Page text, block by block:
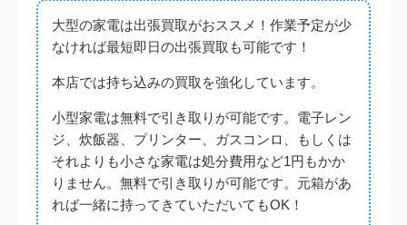
1. 型番・機種を調べる
エアコンの室内機に貼ってある製品シールに【製造年
式】と【型番】がありますので、こちらをチェックし
てください。
鶴ヶ島市
川越市
坂戸市
川島町
大型の家電は出張買取がおススメ！作業予定が少
なければ最短即日の出張買取も可能です！
本店では持ち込みの買取を強化しています。
小型家電は無料で引き取りが可能です。電子レン
ジ、炊飯器、プリンター、ガスコンロ、もしくは
それよりも小さな家電は処分費用など1円もかか
りません。無料で引き取りが可能です。元箱があ
れば一緒に持ってきていただいてもOK！